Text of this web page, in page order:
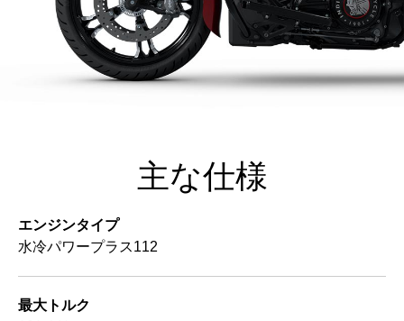
主な仕様
エンジンタイプ
水冷パワープラス112
最大トルク